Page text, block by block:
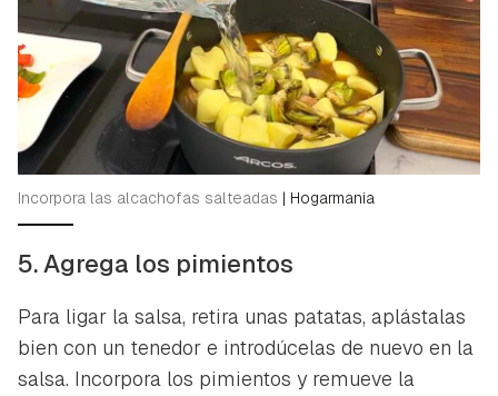
Incorpora las alcachofas salteadas | Hogarmania
5. Agrega los pimientos
Para ligar la salsa, retira unas patatas, aplástalas
bien con un tenedor e introdúcelas de nuevo en la
salsa. Incorpora los pimientos y remueve la